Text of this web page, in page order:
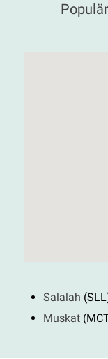
Salalah
Muskat